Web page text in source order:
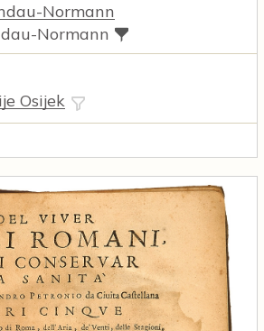
Normann
Normann
Osijek